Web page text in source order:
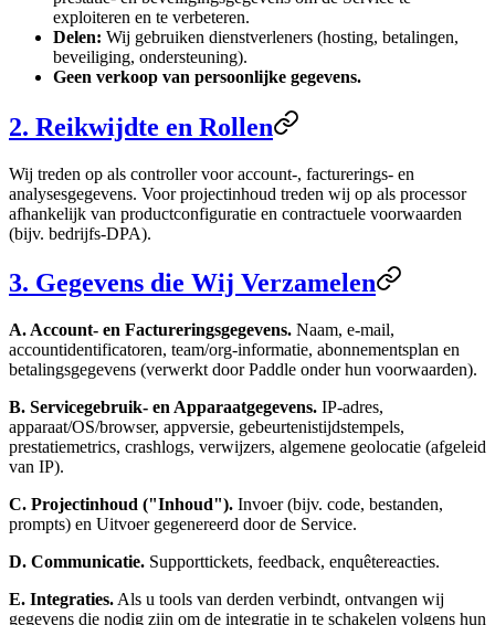
exploiteren en te verbeteren.
Delen: Wij gebruiken dienstverleners (hosting, betalingen,
beveiliging, ondersteuning).
Geen verkoop van persoonlijke gegevens.
2. Reikwijdte en Rollen
Wij treden op als controller voor account-, facturerings- en
analysesgegevens. Voor projectinhoud treden wij op als processor
afhankelijk van productconfiguratie en contractuele voorwaarden
(bijv. bedrijfs-DPA).
3. Gegevens die Wij Verzamelen
A. Account- en Factureringsgegevens. Naam, e-mail,
accountidentificatoren, team/org-informatie, abonnementsplan en
betalingsgegevens (verwerkt door Paddle onder hun voorwaarden).
B. Servicegebruik- en Apparaatgegevens. IP-adres,
apparaat/OS/browser, appversie, gebeurtenistijdstempels,
prestatiemetrics, crashlogs, verwijzers, algemene geolocatie (afgeleid
van IP).
C. Projectinhoud ("Inhoud"). Invoer (bijv. code, bestanden,
prompts) en Uitvoer gegenereerd door de Service.
D. Communicatie. Supporttickets, feedback, enquêtereacties.
E. Integraties. Als u tools van derden verbindt, ontvangen wij
gegevens die nodig zijn om de integratie in te schakelen volgens hun